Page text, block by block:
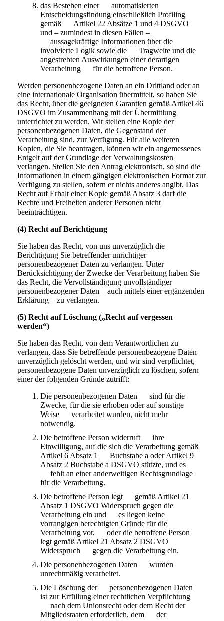
das Bestehen einer automatisierten
Entscheidungsfindung einschließlich Profiling
gemäß Artikel 22 Absätze 1 und 4 DSGVO
und – zumindest in diesen Fällen –
aussagekräftige Informationen über die
involvierte Logik sowie die Tragweite und die
angestrebten Auswirkungen einer derartigen
Verarbeitung für die betroffene Person.
Werden personenbezogene Daten an ein Drittland oder an
eine internationale Organisation übermittelt, so haben Sie
das Recht, über die geeigneten Garantien gemäß Artikel 46
DSGVO im Zusammenhang mit der Übermittlung
unterrichtet zu werden. Wir stellen eine Kopie der
personenbezogenen Daten, die Gegenstand der
Verarbeitung sind, zur Verfügung. Für alle weiteren
Kopien, die Sie beantragen, können wir ein angemessenes
Entgelt auf der Grundlage der Verwaltungskosten
verlangen. Stellen Sie den Antrag elektronisch, so sind die
Informationen in einem gängigen elektronischen Format zur
Verfügung zu stellen, sofern er nichts anderes angibt. Das
Recht auf Erhalt einer Kopie gemäß Absatz 3 darf die
Rechte und Freiheiten anderer Personen nicht
beeinträchtigen.
(4) Recht auf Berichtigung
Sie haben das Recht, von uns unverzüglich die
Berichtigung Sie betreffender unrichtiger
personenbezogener Daten zu verlangen. Unter
Berücksichtigung der Zwecke der Verarbeitung haben Sie
das Recht, die Vervollständigung unvollständiger
personenbezogener Daten – auch mittels einer ergänzenden
Erklärung – zu verlangen.
(5) Recht auf Löschung („Recht auf vergessen
werden“)
Sie haben das Recht, von dem Verantwortlichen zu
verlangen, dass Sie betreffende personenbezogene Daten
unverzüglich gelöscht werden, und wir sind verpflichtet,
personenbezogene Daten unverzüglich zu löschen, sofern
einer der folgenden Gründe zutrifft:
Die personenbezogenen Daten sind für die
Zwecke, für die sie erhoben oder auf sonstige
Weise verarbeitet wurden, nicht mehr
notwendig.
Die betroffene Person widerruft ihre
Einwilligung, auf die sich die Verarbeitung gemäß
Artikel 6 Absatz 1 Buchstabe a oder Artikel 9
Absatz 2 Buchstabe a DSGVO stützte, und es
fehlt an einer anderweitigen Rechtsgrundlage
für die Verarbeitung.
Die betroffene Person legt gemäß Artikel 21
Absatz 1 DSGVO Widerspruch gegen die
Verarbeitung ein und es liegen keine
vorrangigen berechtigten Gründe für die
Verarbeitung vor, oder die betroffene Person
legt gemäß Artikel 21 Absatz 2 DSGVO
Widerspruch gegen die Verarbeitung ein.
Die personenbezogenen Daten wurden
unrechtmäßig verarbeitet.
Die Löschung der personenbezogenen Daten
ist zur Erfüllung einer rechtlichen Verpflichtung
nach dem Unionsrecht oder dem Recht der
Mitgliedstaaten erforderlich, dem der